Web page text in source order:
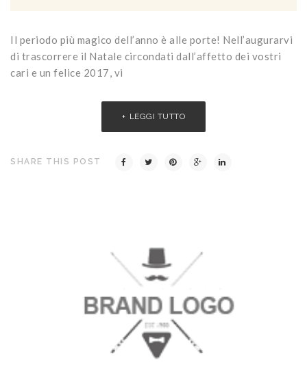
Il periodo più magico dell’anno è alle porte! Nell’augurarvi
di trascorrere il Natale circondati dall’affetto dei vostri
cari e un felice 2017, vi
LEGGI TUTTO
SHARE THIS POST